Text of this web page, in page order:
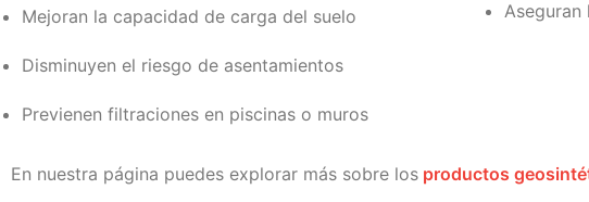
Mejoran la capacidad de carga del suelo
Disminuyen el riesgo de asentamientos
Previenen filtraciones en piscinas o muros
Aseguran
En nuestra página puedes explorar más sobre los productos